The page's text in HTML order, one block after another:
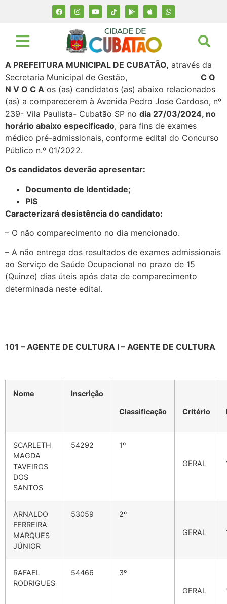
A PREFEITURA MUNICIPAL DE CUBATÃO, através da
Secretaria Municipal de Gestão, C O
N V O C A os (as) candidatos (as) abaixo relacionados
(as) a comparecerem à Avenida Pedro Jose Cardoso, nº
239- Vila Paulista- Cubatão SP no dia 27/03/2024, no
horário abaixo especificado, para fins de exames
médico pré-admissionais, conforme edital do Concurso
Público n.º 01/2022.
Os candidatos deverão apresentar:
Documento de Identidade;
PIS
Caracterizará desistência do candidato:
– O não comparecimento no dia mencionado.
– A não entrega dos resultados de exames admissionais
ao Serviço de Saúde Ocupacional no prazo de 15
(Quinze) dias úteis após data de comparecimento
determinada neste edital.
101 – AGENTE DE CULTURA I – AGENTE DE CULTURA
Nome Inscrição
Classificação Critério
SCARLETH
MAGDA
TAVEIROS
DOS
SANTOS
54292 1º
GERAL
ARNALDO
FERREIRA
MARQUES
JÚNIOR
53059 2º
GERAL
RAFAEL
RODRIGUES
54466 3º
GERAL